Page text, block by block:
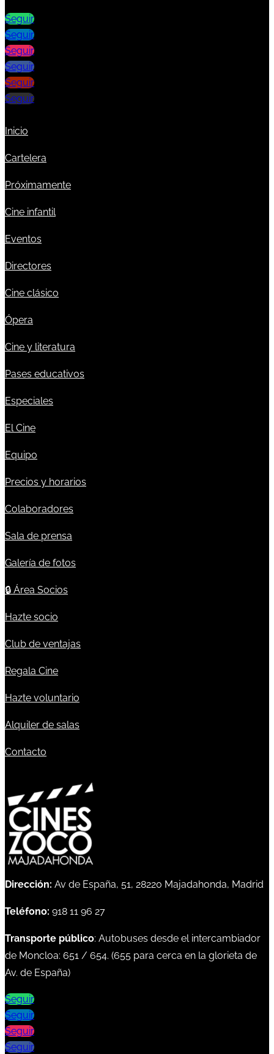
Seguir
Seguir
Seguir
Seguir
Seguir
Seguir
Inicio
Cartelera
Próximamente
Cine infantil
Eventos
Directores
Cine clásico
Ópera
Cine y literatura
Pases educativos
Especiales
El Cine
Equipo
Precios y horarios
Colaboradores
Sala de prensa
Galería de fotos
🔒 Área Socios
Hazte socio
Club de ventajas
Regala Cine
Hazte voluntario
Alquiler de salas
Contacto
Dirección: Av de España, 51, 28220 Majadahonda, Madrid
Teléfono: 918 11 96 27
Transporte público: Autobuses desde el intercambiador
de Moncloa: 651 / 654. (655 para cerca en la glorieta de
Av. de España)
Seguir
Seguir
Seguir
Seguir